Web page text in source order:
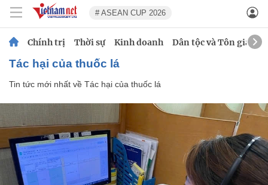
# ASEAN CUP 2026
Chính trị Thời sự Kinh doanh Dân tộc và Tôn giáo
Tác hại của thuốc lá
Tin tức mới nhất về Tác hại của thuốc lá